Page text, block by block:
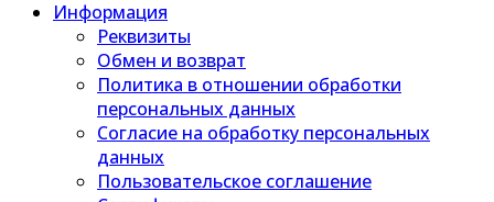
Информация
Реквизиты
Обмен и возврат
Политика в отношении обработки
персональных данных
Согласие на обработку персональных
данных
Пользовательское соглашение